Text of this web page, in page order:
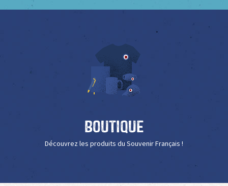
Boutique
Découvrez les produits du Souvenir Français !